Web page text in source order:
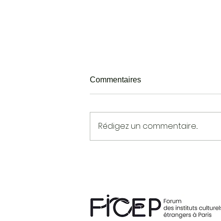
Commentaires
Rédigez un commentaire...